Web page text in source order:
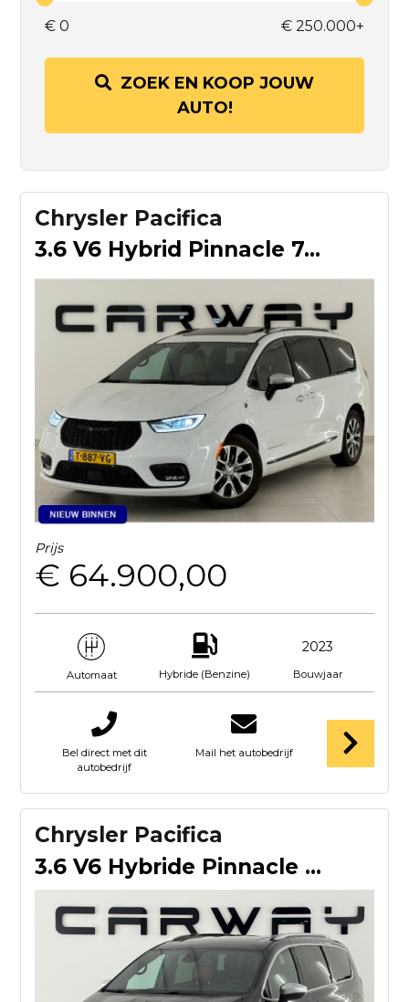
€ 0 € 250.000+
ZOEK EN KOOP JOUW
AUTO!
Chrysler Pacifica
3.6 V6 Hybrid Pinnacle 7-zits Full option
Prijs
€ 64.900,00
Automaat Hybride (Benzine)
2023
Bouwjaar
Bel direct met dit
autobedrijf
Mail het autobedrijf
Chrysler Pacifica
3.6 V6 Hybride Pinnacle Nieuw